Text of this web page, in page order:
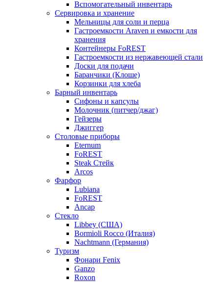
Вспомогательный инвентарь
Сервировка и хранение
Мельницы для соли и перца
Гастроемкости Araven и емкости для
хранения
Контейнеры FoREST
Гастроемкости из нержавеющей стали
Доски для подачи
Баранчики (Клоше)
Корзинки для хлеба
Барный инвентарь
Сифоны и капсулы
Молочник (питчер/джаг)
Гейзеры
Джиггер
Столовые приборы
Eternum
FoREST
Steak Стейк
Arcos
Фарфор
Lubiana
FoREST
Ancap
Стекло
Libbey (США)
Bormioli Rocco (Италия)
Nachtmann (Германия)
Туризм
Фонари Fenix
Ganzo
Roxon